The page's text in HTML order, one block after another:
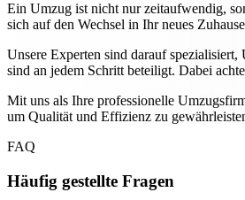
Ein Umzug ist nicht nur zeitaufwendig,
sich auf den Wechsel in Ihr neues
Unsere Experten sind darauf
sind an jedem Schritt beteiligt. Dabei
Mit uns als Ihre professionelle
um Qualität und Effizienz zu
FAQ
Häufig gestellte Fragen